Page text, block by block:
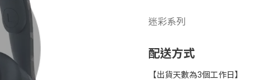
迷彩系列
配送方式
【出貨天數為3個工作日】